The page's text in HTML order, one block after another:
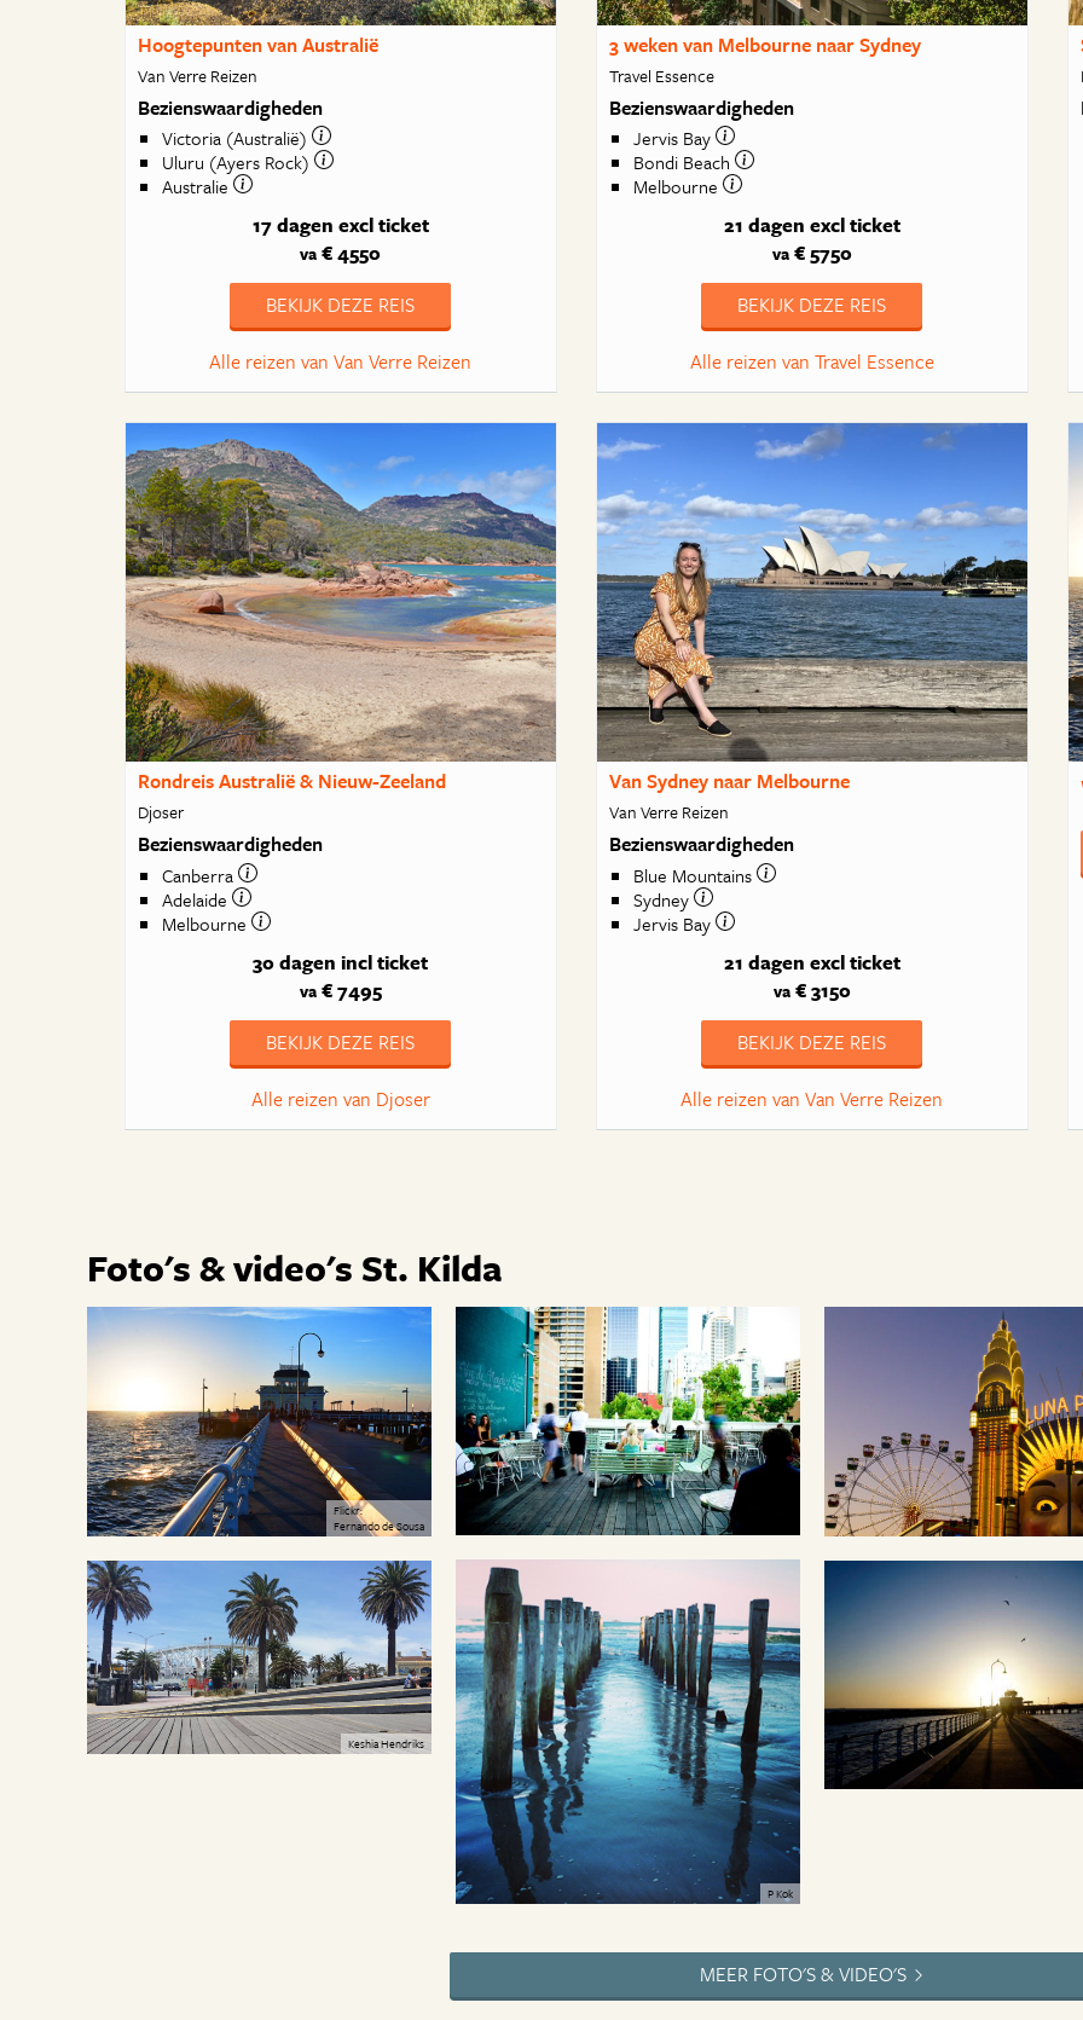
Hoogtepunten van Australië
Van Verre Reizen
Bezienswaardigheden
Victoria (Australië)
Uluru (Ayers Rock)
Australie
17 dagen excl ticket
va € 4550
BEKIJK DEZE REIS
Alle reizen van Van Verre Reizen
3 weken van Melbourne naar Sydney
Travel Essence
Bezienswaardigheden
Jervis Bay
Bondi Beach
Melbourne
21 dagen excl ticket
va€ 5750
BEKIJK DEZE REIS
Alle reizen van Travel Essence
Rondreis Australië & Nieuw-Zeeland
Djoser
Bezienswaardigheden
Canberra
Adelaide
Melbourne
30 dagen incl ticket
va€ 7495
BEKIJK DEZE REIS
Alle reizen van Djoser
Van Sydney naar Melbourne
Van Verre Reizen
Bezienswaardigheden
Blue Mountains
Sydney
Jervis Bay
21 dagen excl ticket
va€ 3150
BEKIJK DEZE REIS
Alle reizen van Van Verre Reizen
Foto's & video's St. Kilda
Flickr:
Fernando de Sousa
P Kok
Keshia Hendriks
MEER FOTO'S & VIDEO'S